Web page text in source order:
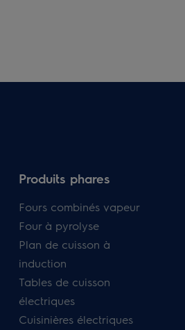
Produits phares
Fours combinés vapeur
Four à pyrolyse
Plan de cuisson à
induction
Tables de cuisson
électriques
Cuisinières électriques